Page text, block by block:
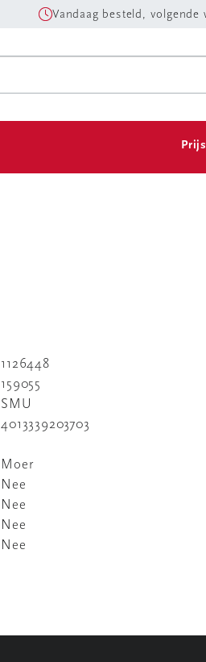
Vandaag besteld, volgende
1126448
159055
SMU
4013339203703
Moer
Nee
Nee
Nee
Nee